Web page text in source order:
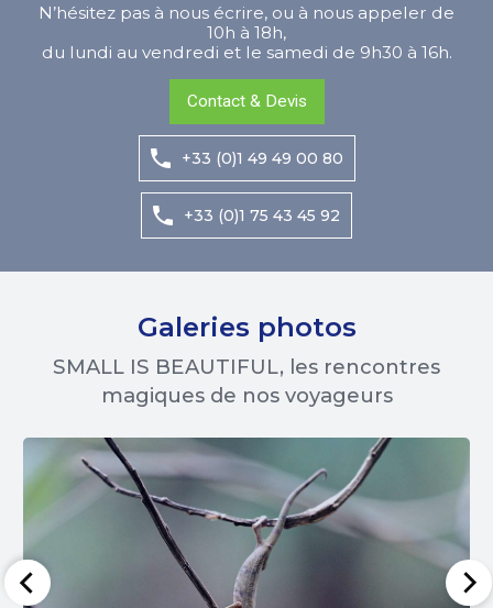
N’hésitez pas à nous écrire, ou à nous appeler de
10h à 18h,
du lundi au vendredi et le samedi de 9h30 à 16h.
Contact & Devis
+33 (0)1 49 49 00 80
+33 (0)1 75 43 45 92
Galeries photos
SMALL IS BEAUTIFUL, les rencontres
magiques de nos voyageurs